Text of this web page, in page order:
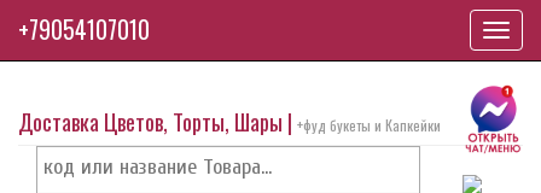
Доставка Цветов, Торты, Шары | +фуд букеты и Капкейки
+79054107010